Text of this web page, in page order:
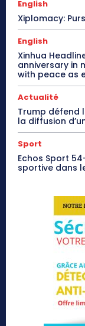
English
Xiplomacy:
English
Xinhua
anniversary in
with peace as
Actualité
Trump défend
la diffusion
Sport
Echos Sport
sportive dans